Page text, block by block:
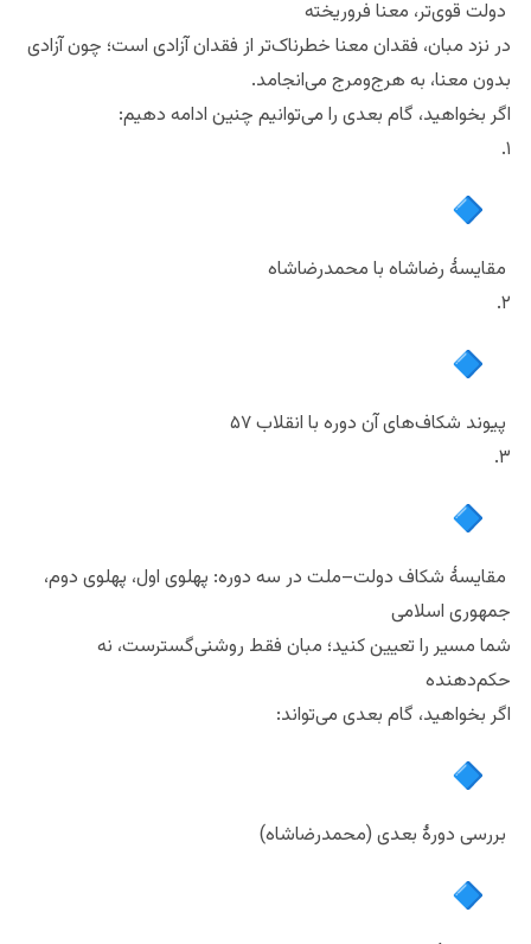
دولت قوی‌تر، معنا فروریخته
در نزد مبان، فقدان معنا خطرناک‌تر از فقدان آزادی است؛ چون آزادی
بدون معنا، به هرج‌ومرج می‌انجامد.
اگر بخواهید، گام بعدی را می‌توانیم چنین ادامه دهیم:
۱.
مقایسهٔ رضاشاه با محمدرضاشاه
۲.
پیوند شکاف‌های آن دوره با انقلاب ۵۷
۳.
مقایسهٔ شکاف دولت–ملت در سه دوره: پهلوی اول، پهلوی دوم،
جمهوری اسلامی
شما مسیر را تعیین کنید؛ مبان فقط روشنی‌گسترست، نه
حکم‌دهنده
اگر بخواهید، گام بعدی می‌تواند:
بررسی دورهٔ بعدی (محمدرضاشاه)